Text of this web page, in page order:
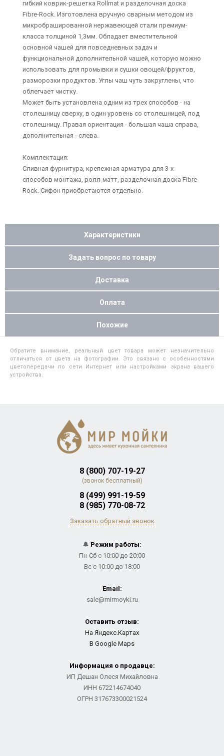
гибкий коврик-решетка Rollmat и разделочная доска
Fibre-Rock. Изготовлена вручную сварным методом из
микробрашированной нержавеющей стали премиум-
класса толщиной 1,3мм. Обладает вместительной
основной чашей для повседневных задач и
функциональной дополнительной чашей, которую можно
использовать для промывки и сушки овощей/фруктов,
разморозки продуктов. Углы чаш чуть закруглены, что
облегчает чистку.
Может быть установлена одним из трех способов - на
столешницу сверху, в один уровень со столешницей, под
столешницу. Правая ориентация - большая чаша справа,
дополнительная - слева.
Комплектация:
Сливная фурнитура, крепежная арматура для 3-х
способов монтажа, ролл-матт, разделочная доска Fibre-
Rock. Сифон приобретаются отдельно.
Характеристики
Задать вопрос по товару
Доставка
Оплата
Похожие
Обратите внимание, реальный цвет товара может незначительно
отличаться от цвета на фотографии. Это связано с особенностями
цветопередачи по сети Интернет или настройками экрана вашего
устройства.
8 (800) 707-19-27
(звонок бесплатный)
8 (499) 991-19-59
8 (985) 770-08-72
Заказать обратный звонок
🔔 Режим работы:
Пн-Сб с 10:00 до 20:00
Вс с 10:00 до 18:00
Email:
sale@mirmoyki.ru
Оставить отзыв:
На Яндекс.Картах
В Google Maps
Информация о продавце:
ИП Дешан Олеся Михайловна
ИНН 672214674040
ОГРН 317673300021524